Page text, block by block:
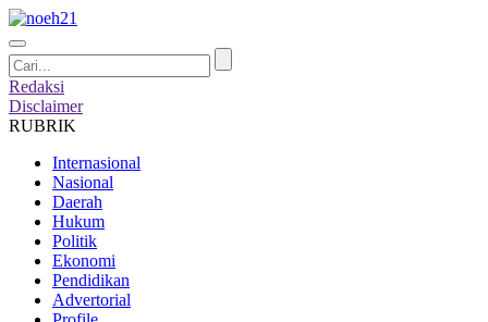
Redaksi
Disclaimer
RUBRIK
Internasional
Nasional
Daerah
Hukum
Politik
Ekonomi
Pendidikan
Advertorial